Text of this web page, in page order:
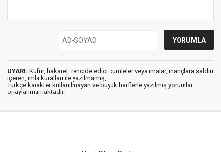
UYARI: Küfür, hakaret, rencide edici cümleler veya imalar, inançlara saldırı
içeren, imla kuralları ile yazılmamış,
Türkçe karakter kullanılmayan ve büyük harflerle yazılmış yorumlar
onaylanmamaktadır.